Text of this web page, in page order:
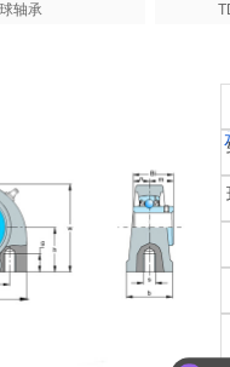
球轴承